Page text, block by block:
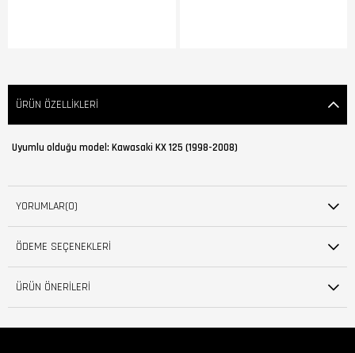
ÜRÜN ÖZELLIKLERI
Uyumlu olduğu model: Kawasaki KX 125 (1998-2008)
YORUMLAR(0)
ÖDEME SEÇENEKLERI
ÜRÜN ÖNERILERI